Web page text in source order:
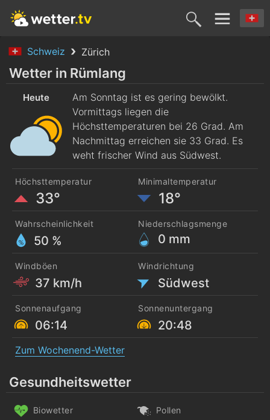
Schweiz Zürich
Heute
9. Aug.
Morgen
10. Aug. 11. Aug. 12. Aug.
Wetter in Rümlang
Heute
Am Sonntag ist es gering bewölkt.
Vormittags liegen die
Höchsttemperaturen bei 26 Grad. Am
Nachmittag erreichen sie 33 Grad. Es
weht frischer Wind aus Südwest.
Höchsttemperatur
33°
Minimaltemperatur
18°
Wahrscheinlichkeit
50 %
Niederschlagsmenge
0 mm
Windböen
37 km/h
Windrichtung
Südwest
Sonnenaufgang
06:14
Sonnenuntergang
20:48
Zum Wochenend-Wetter
Gesundheitswetter
Biowetter Pollen